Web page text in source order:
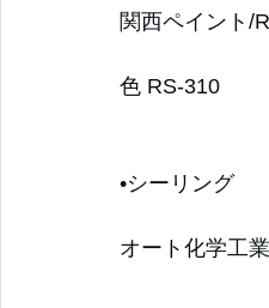
関西ペイント/
色 RS-310
•シーリング
オート化学工